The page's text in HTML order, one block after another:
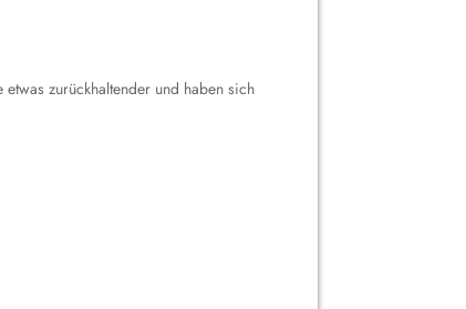
zurückhaltender und haben sich